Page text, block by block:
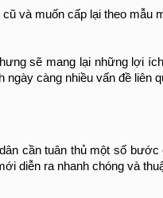
và muốn cấp lại theo mẫu
sẽ mang lại những lợi
càng nhiều vấn đề liên
cần tuân thủ một số
diễn ra nhanh chóng và